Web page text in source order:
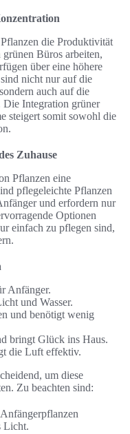
die Produktivität
Büros arbeiten,
über eine höhere
nicht nur auf die
auch auf die
Die Integration grüner
steigert somit sowohl die
Zuhause
Pflanzen eine
pflegeleichte Pflanzen
und erfordern nur
Optionen
einfach zu pflegen sind,
Anfänger.
und Wasser.
und benötigt wenig
bringt Glück ins Haus.
die Luft effektiv.
um diese
Zu beachten sind:
Licht.